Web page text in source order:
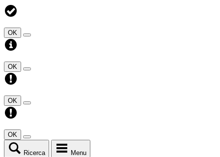
OK
OK
OK
OK
Ricerca Menu